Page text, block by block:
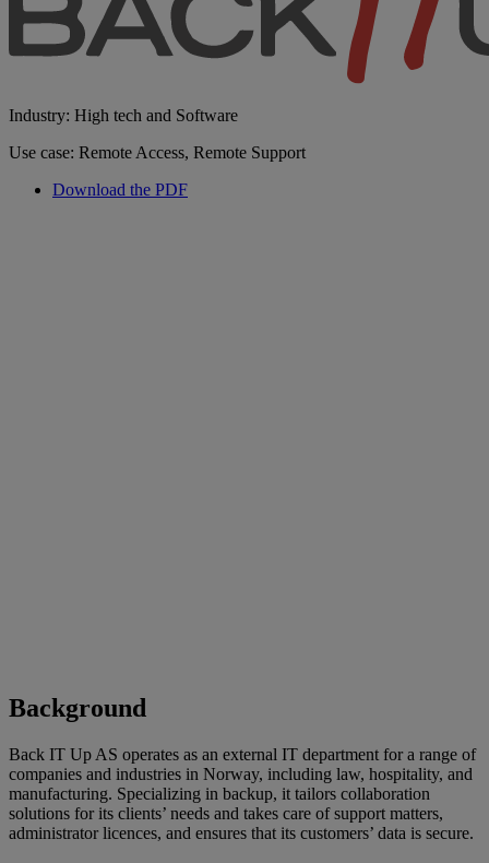
Industry: High tech and Software
Use case: Remote Access, Remote Support
Download the PDF
Background
Back IT Up AS operates as an external IT department for a range of
companies and industries in Norway, including law, hospitality, and
manufacturing. Specializing in backup, it tailors collaboration
solutions for its clients’ needs and takes care of support matters,
administrator licences, and ensures that its customers’ data is secure.